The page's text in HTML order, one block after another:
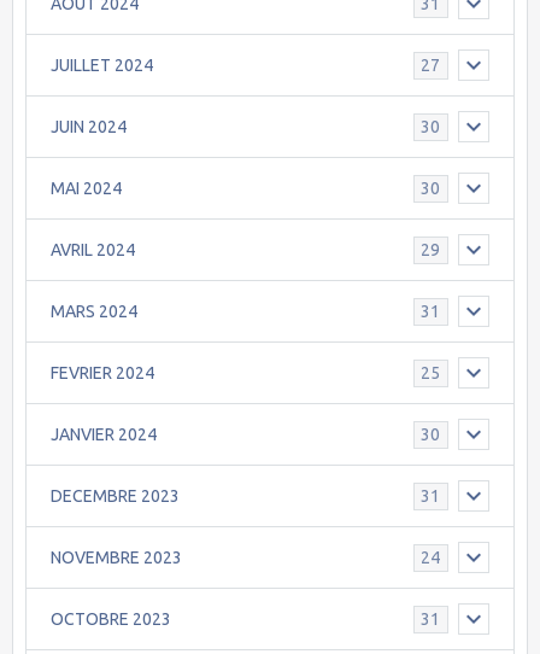
31
JUILLET 2024 27
JUIN 2024 30
MAI 2024 30
AVRIL 2024 29
MARS 2024 31
FEVRIER 2024 25
JANVIER 2024 30
DECEMBRE 2023 31
NOVEMBRE 2023 24
OCTOBRE 2023 31